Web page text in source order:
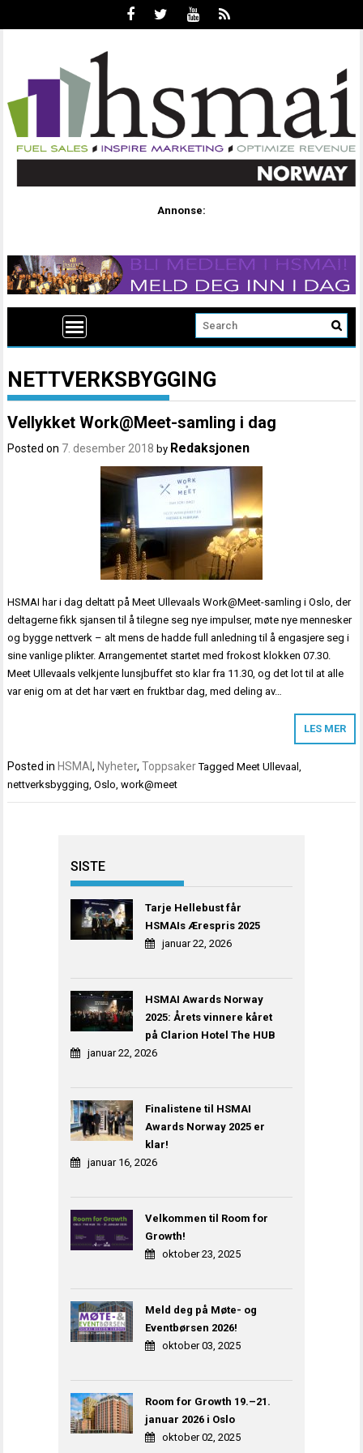
Annonse:
NETTVERKSBYGGING
Vellykket Work@Meet-samling i dag
Posted on 7. desember 2018 by Redaksjonen
HSMAI har i dag deltatt på Meet Ullevaals Work@Meet-samling i Oslo, der
deltagerne fikk sjansen til å tilegne seg nye impulser, møte nye mennesker
og bygge nettverk – alt mens de hadde full anledning til å engasjere seg i
sine vanlige plikter. Arrangementet startet med frokost klokken 07.30.
Meet Ullevaals velkjente lunsjbuffet sto klar fra 11.30, og det lot til at alle
var enig om at det har vært en fruktbar dag, med deling av…
LES MER
Posted in HSMAI, Nyheter,Toppsaker TaggedMeet Ullevaal,
nettverksbygging,Oslo,work@meet
SISTE
Tarje Hellebust får
HSMAIs Ærespris 2025
januar 22, 2026
HSMAI Awards Norway
2025: Årets vinnere kåret
på Clarion Hotel The HUB
januar 22, 2026
Finalistene til HSMAI
Awards Norway 2025 er
klar!
januar 16, 2026
Velkommen til Room for
Growth!
oktober 23, 2025
Meld deg på Møte- og
Eventbørsen 2026!
oktober 03, 2025
Room for Growth 19.–21.
januar 2026 i Oslo
oktober 02, 2025